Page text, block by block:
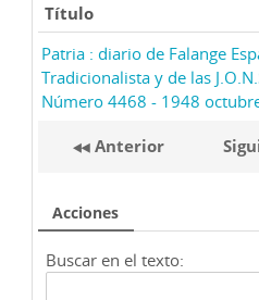
Título
Patria : diario de Falange
Tradicionalista y de las
Número 4468 - 1948
Anterior
Acciones
Buscar en el texto: